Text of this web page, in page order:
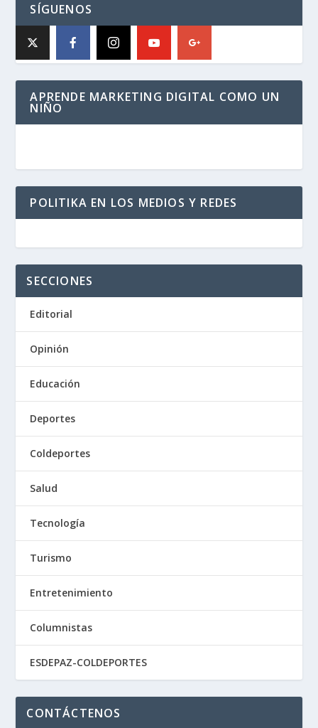
SÍGUENOS
APRENDE MARKETING DIGITAL COMO UN
NIÑO
POLITIKA EN LOS MEDIOS Y REDES
SECCIONES
Editorial
Opinión
Educación
Deportes
Coldeportes
Salud
Tecnología
Turismo
Entretenimiento
Columnistas
ESDEPAZ-COLDEPORTES
CONTÁCTENOS